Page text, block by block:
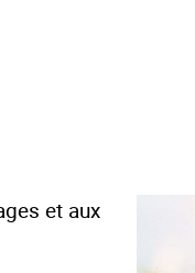
et aux